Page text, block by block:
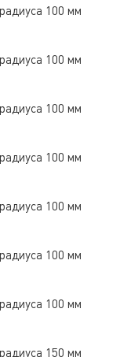
100 мм
100 мм
100 мм
100 мм
100 мм
100 мм
100 мм
150 мм